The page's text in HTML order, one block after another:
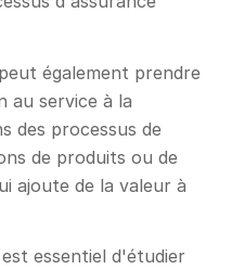
également prendre
au service à la
des processus de
de produits ou de
ajoute de la valeur à
essentiel d'étudier